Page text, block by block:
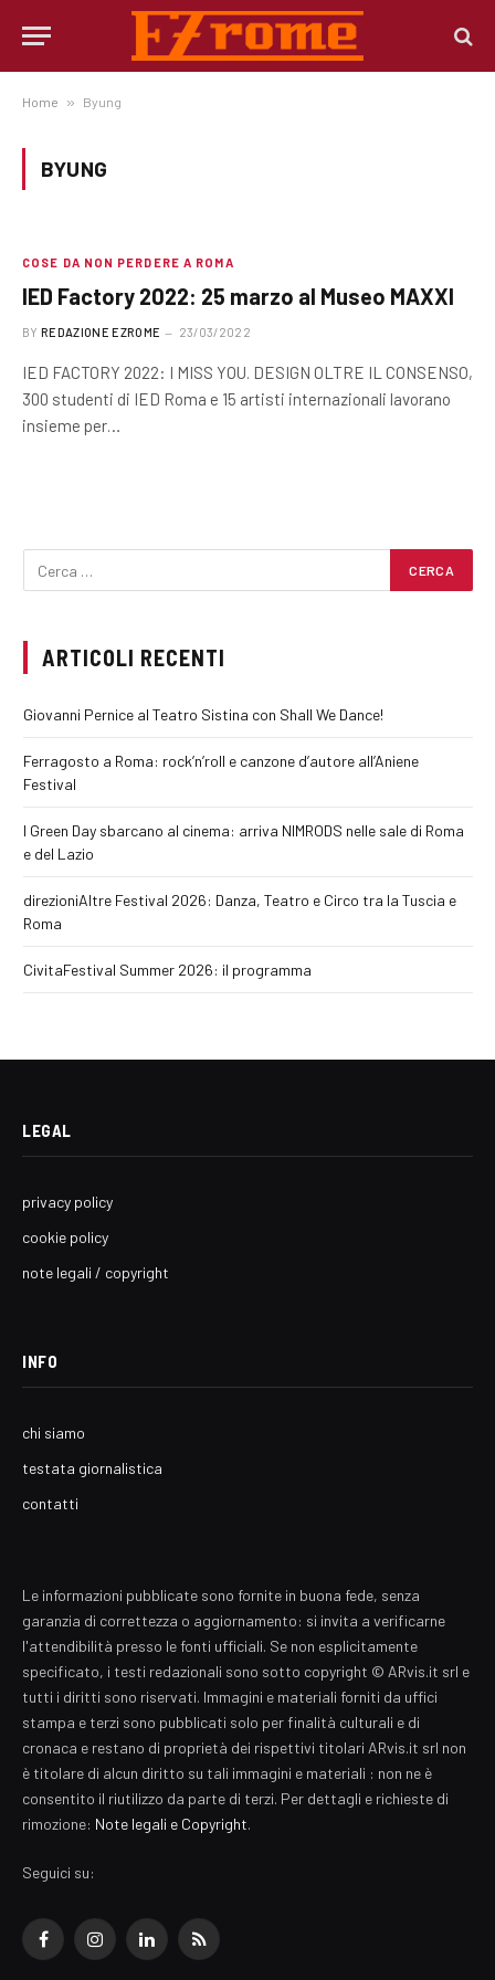
Home » Byung
BYUNG
COSE DA NON PERDERE A ROMA
IED Factory 2022: 25 marzo al Museo MAXXI
BY REDAZIONE EZROME 23/03/2022
IED FACTORY 2022: I MISS YOU. DESIGN OLTRE IL CONSENSO,
300 studenti di IED Roma e 15 artisti internazionali lavorano
insieme per…
ARTICOLI RECENTI
Giovanni Pernice al Teatro Sistina con Shall We Dance!
Ferragosto a Roma: rock’n’roll e canzone d’autore all’Aniene
Festival
I Green Day sbarcano al cinema: arriva NIMRODS nelle sale di Roma
e del Lazio
direzioniAltre Festival 2026: Danza, Teatro e Circo tra la Tuscia e
Roma
CivitaFestival Summer 2026: il programma
LEGAL
privacy policy
cookie policy
note legali / copyright
INFO
chi siamo
testata giornalistica
contatti
Le informazioni pubblicate sono fornite in buona fede, senza
garanzia di correttezza o aggiornamento: si invita a verificarne
l'attendibilità presso le fonti ufficiali. Se non esplicitamente
specificato, i testi redazionali sono sotto copyright © ARvis.it srl e
tutti i diritti sono riservati. Immagini e materiali forniti da uffici
stampa e terzi sono pubblicati solo per finalità culturali e di
cronaca e restano di proprietà dei rispettivi titolari ARvis.it srl non
è titolare di alcun diritto su tali immagini e materiali : non ne è
consentito il riutilizzo da parte di terzi. Per dettagli e richieste di
rimozione: Note legali e Copyright.
Seguici su:
FacebookInstagramLinkedInRSS